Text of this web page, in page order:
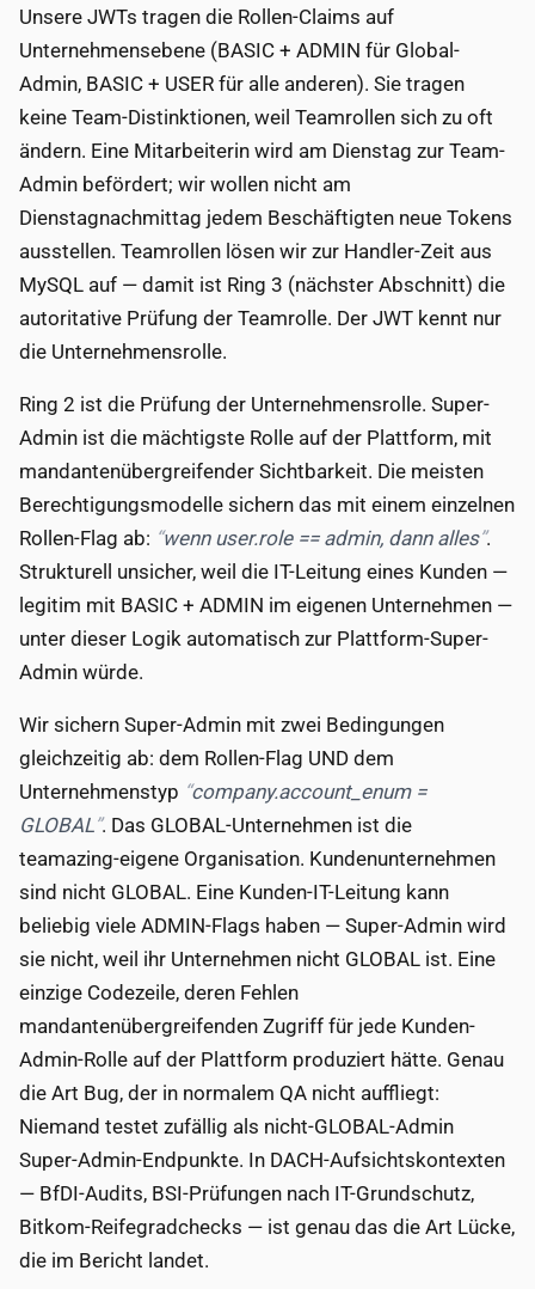
Unsere JWTs tragen die Rollen-Claims auf
Unternehmensebene (BASIC + ADMIN für Global-
Admin, BASIC + USER für alle anderen). Sie tragen
keine Team-Distinktionen, weil Teamrollen sich zu oft
ändern. Eine Mitarbeiterin wird am Dienstag zur Team-
Admin befördert; wir wollen nicht am
Dienstagnachmittag jedem Beschäftigten neue Tokens
ausstellen. Teamrollen lösen wir zur Handler-Zeit aus
MySQL auf — damit ist Ring 3 (nächster Abschnitt) die
autoritative Prüfung der Teamrolle. Der JWT kennt nur
die Unternehmensrolle.
Ring 2 ist die Prüfung der Unternehmensrolle. Super-
Admin ist die mächtigste Rolle auf der Plattform, mit
mandantenübergreifender Sichtbarkeit. Die meisten
Berechtigungsmodelle sichern das mit einem einzelnen
Rollen-Flag ab: wenn user.role == admin, dann alles .
Strukturell unsicher, weil die IT-Leitung eines Kunden —
legitim mit BASIC + ADMIN im eigenen Unternehmen —
unter dieser Logik automatisch zur Plattform-Super-
Admin würde.
Wir sichern Super-Admin mit zwei Bedingungen
gleichzeitig ab: dem Rollen-Flag UND dem
Unternehmenstyp company.account_enum =
GLOBAL . Das GLOBAL-Unternehmen ist die
teamazing-eigene Organisation. Kundenunternehmen
sind nicht GLOBAL. Eine Kunden-IT-Leitung kann
beliebig viele ADMIN-Flags haben — Super-Admin wird
sie nicht, weil ihr Unternehmen nicht GLOBAL ist. Eine
einzige Codezeile, deren Fehlen
mandantenübergreifenden Zugriff für jede Kunden-
Admin-Rolle auf der Plattform produziert hätte. Genau
die Art Bug, der in normalem QA nicht auffliegt:
Niemand testet zufällig als nicht-GLOBAL-Admin
Super-Admin-Endpunkte. In DACH-Aufsichtskontexten
— BfDI-Audits, BSI-Prüfungen nach IT-Grundschutz,
Bitkom-Reifegradchecks — ist genau das die Art Lücke,
die im Bericht landet.